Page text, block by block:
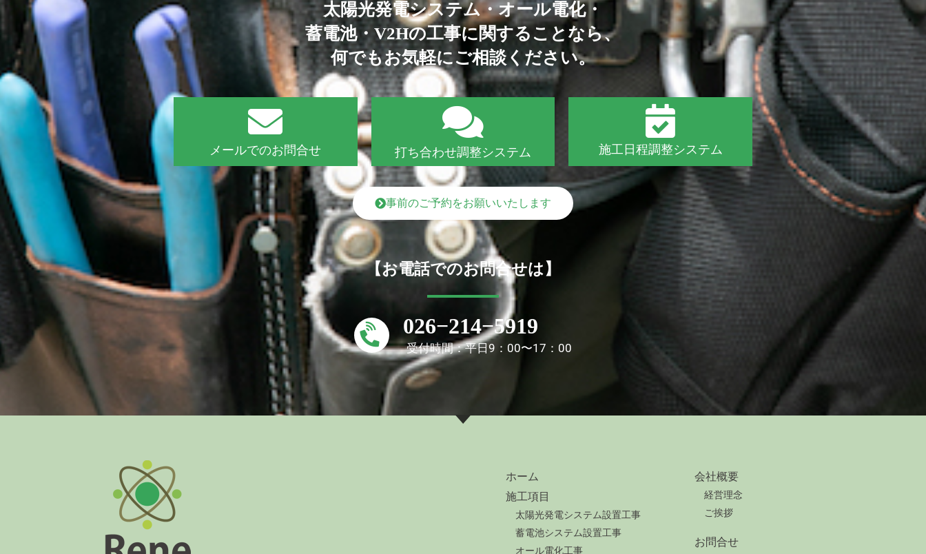
太陽光発電システム・オール電化・
蓄電池・V2Hの工事に関することなら、
何でもお気軽にご相談ください。
メールでのお問合せ 打ち合わせ調整システム 施工日程調整システム
事前のご予約をお願いいたします
【お電話でのお問合せは】
026−214−5919
受付時間：平日9：00〜17：00
ホーム
施工項目
太陽光発電システム設置工事
蓄電池システム設置工事
オール電化工事
会社概要
経営理念
ご挨拶
お問合せ